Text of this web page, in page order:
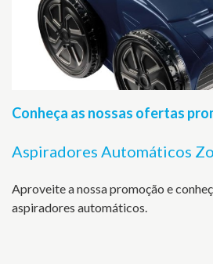
Conheça as nossas ofertas
Aspiradores Automáticos
Aproveite a nossa promoção e
aspiradores automáticos.